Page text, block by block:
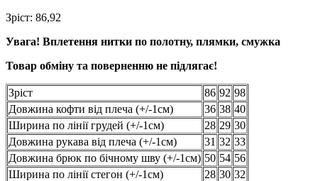
Зріст: 86,92
Увага! Вплетення нитки по полотну, плямки, смужка
Товар обміну та поверненню не підлягає!
Зріст 86 92 98
Довжина кофти від плеча (+/-1см)
36 38 40
Ширина по лінії грудей (+/-1см)
28 29 30
Довжина рукава від плеча (+/-1см)
31 32 33
Довжина брюк по бічному шву (+/-1см) 50 54 56
Ширина по лінії стегон (+/-1см)
28 30 32